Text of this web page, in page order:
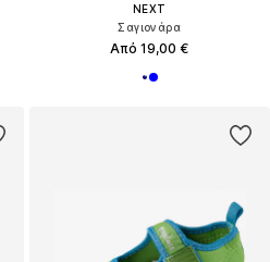
NEXT
Σαγιονάρα
Από 19,00 €